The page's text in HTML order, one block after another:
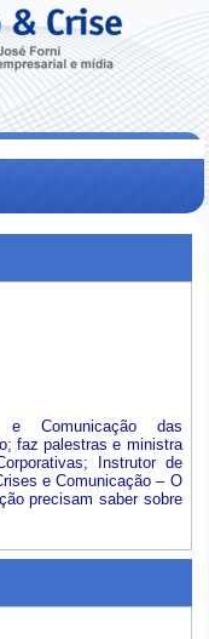
e Comunicação das
faz palestras e ministra
Instrutor de
e Comunicação – O
precisam saber sobre